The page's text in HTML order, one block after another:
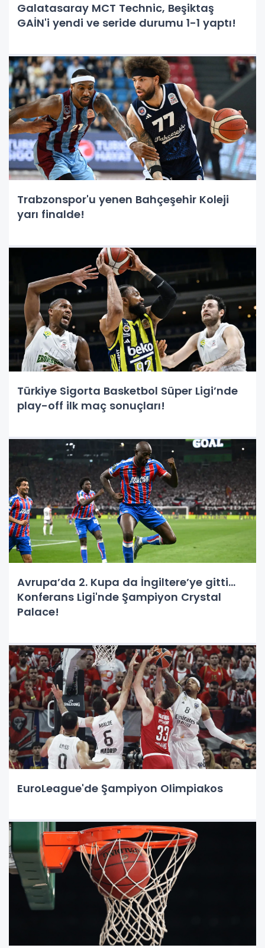
Galatasaray MCT Technic, Beşiktaş
GAİN'i yendi ve seride durumu 1-1 yaptı!
Trabzonspor'u yenen Bahçeşehir Koleji
yarı finalde!
Türkiye Sigorta Basketbol Süper Ligi’nde
play-off ilk maç sonuçları!
Avrupa’da 2. Kupa da İngiltere’ye gitti…
Konferans Ligi'nde Şampiyon Crystal
Palace!
EuroLeague'de Şampiyon Olimpiakos